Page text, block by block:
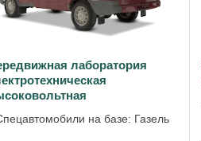
лаборатория
на базе: Газель